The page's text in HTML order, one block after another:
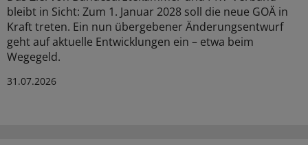
bleibt in Sicht: Zum 1. Januar 2028 soll die neue GOÄ in
Kraft treten. Ein nun übergebener Änderungsentwurf
geht auf aktuelle Entwicklungen ein – etwa beim
Wegegeld.
31.07.2026